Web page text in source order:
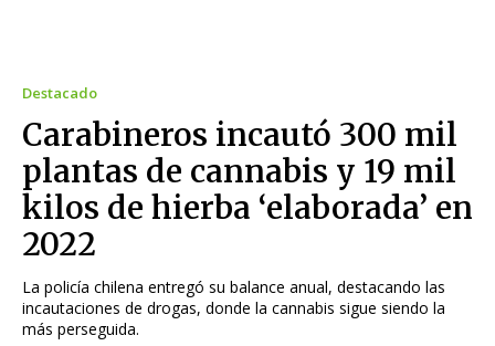
Destacado
Carabineros incautó 300 mil
plantas de cannabis y 19 mil
kilos de hierba ‘elaborada’ en
2022
La policía chilena entregó su balance anual, destacando las
incautaciones de drogas, donde la cannabis sigue siendo la
más perseguida.